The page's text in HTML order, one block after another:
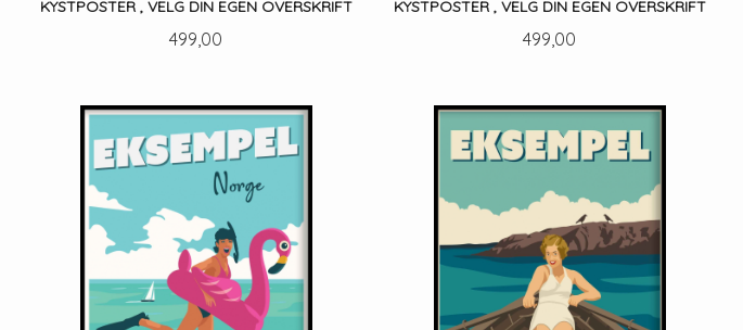
KYSTPOSTER , VELG DIN EGEN OVERSKRIFT
Pris
499,00
LES MER
KYSTPOSTER , VELG DIN EGEN OVERSKRIFT
Pris
499,00
LES MER